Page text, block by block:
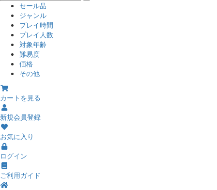
セール品
ジャンル
プレイ時間
プレイ人数
対象年齢
難易度
価格
その他
カートを見る
新規会員登録
お気に入り
ログイン
ご利用ガイド